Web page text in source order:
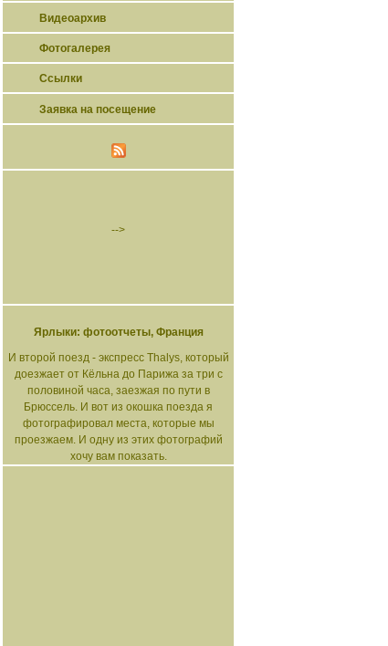
Видеоархив
Фотогалерея
Ссылки
Заявка на посещение
-->
Ярлыки: фотоотчеты, Франция
И второй поезд - экспресс Thalys, который
доезжает от Кёльна до Парижа за три с
половиной часа, заезжая по пути в
Брюссель. И вот из окошка поезда я
фотографировал места, которые мы
проезжаем. И одну из этих фотографий
хочу вам показать.